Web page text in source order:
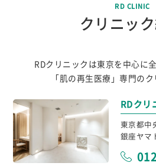
RD CLINIC
クリニッ
RDクリニックは東京を中心に
「肌の再生医療」専門のク
RDクリ
東京都中
銀座ヤマ